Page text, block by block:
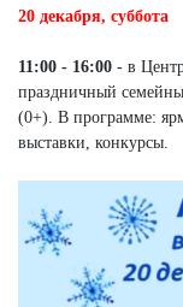
20 декабря, суббота
11:00 - 16:00 - в
праздничный
(0+). В программе:
выставки, конкурсы.